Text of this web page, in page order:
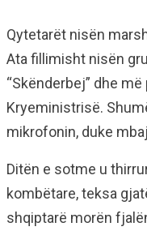
Qytetarët nisën
Ata fillimisht nisën
“Skënderbej” dhe
Kryeministrisë.
mikrofonin, duke
Ditën e sotme u
kombëtare, teksa
shqiptarë morën